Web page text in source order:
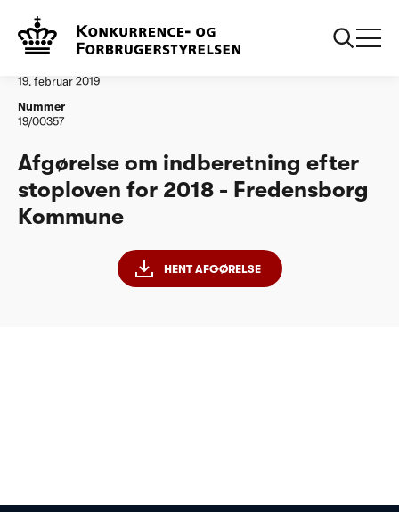
Vandtilsyn
19. februar 2019
Nummer
19/00357
Afgørelse om indberetning efter
stoploven for 2018 - Fredensborg
Kommune
HENT AFGØRELSE